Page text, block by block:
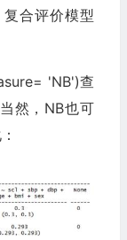
合评价模型
'NB')查
然，NB也可